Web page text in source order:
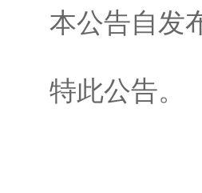
本公告自发
特此公告。